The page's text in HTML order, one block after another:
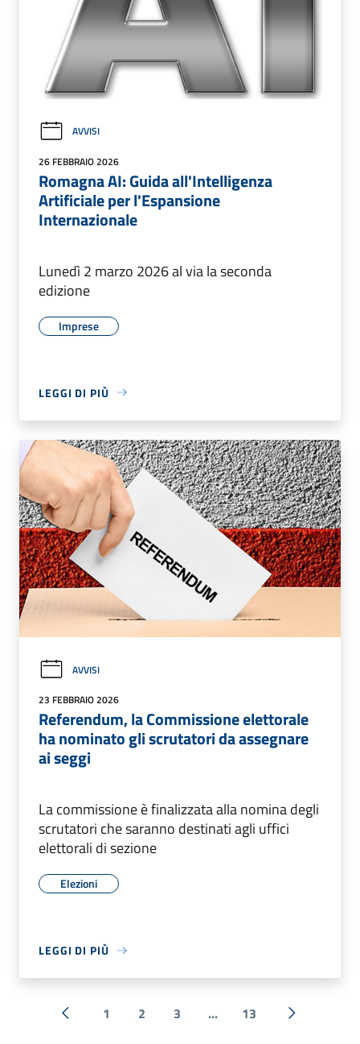
AVVISI
26 FEBBRAIO 2026
Romagna AI: Guida all'Intelligenza
Artificiale per l'Espansione
Internazionale
Lunedì 2 marzo 2026 al via la seconda
edizione
Imprese
LEGGI DI PIÙ
AVVISI
23 FEBBRAIO 2026
Referendum, la Commissione elettorale
ha nominato gli scrutatori da assegnare
ai seggi
La commissione è finalizzata alla nomina degli
scrutatori che saranno destinati agli uffici
elettorali di sezione
Elezioni
LEGGI DI PIÙ
« Precedente
1 2 3 ... 13 Successiva